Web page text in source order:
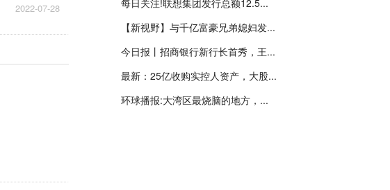
2022-07-28
每日关注!联想集团发行总额12.5...
【新视野】与千亿富豪兄弟媳妇发...
今日报丨招商银行新行长首秀，王...
最新：25亿收购实控人资产，大股...
环球播报:大湾区最烧脑的地方，...